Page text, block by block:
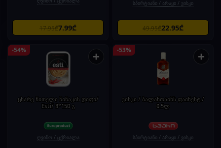
17.95₾7.99₾
სპირტიანი / არაყი / ვისკი
49.95₾22.95₾
-54% +
ცხარე წითელი წიწაკის დიფი/
Esti/ 8*150 გ
ღვინო / ცქრიალა
-53% +
ვისკი / ბალანთაინს ფაინესტ /
0.5ლ
სპირტიანი / არაყი / ვისკი